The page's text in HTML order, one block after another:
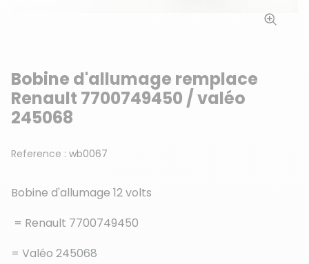
Bobine d'allumage remplace
Renault 7700749450 / valéo
245068
Reference : wb0067
Bobine d'allumage 12 volts
= Renault 7700749450
= Valéo 245068